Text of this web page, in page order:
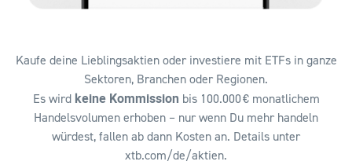
Kaufe deine Lieblingsaktien oder investiere mit ETFs in ganze
Sektoren, Branchen oder Regionen.
Es wird keine Kommission bis 100.000 € monatlichem
Handelsvolumen erhoben – nur wenn Du mehr handeln
würdest, fallen ab dann Kosten an. Details unter
xtb.com/de/aktien.